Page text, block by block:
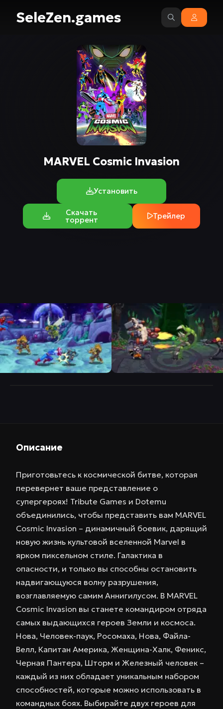
SeleZen.games
MARVEL Cosmic Invasion
Установить
Скачать
торрент Трейлер
Описание
Приготовьтесь к космической битве, которая
перевернет ваше представление о
супергероях! Tribute Games и Dotemu
объединились, чтобы представить вам MARVEL
Cosmic Invasion – динамичный боевик, дарящий
новую жизнь культовой вселенной Marvel в
ярком пиксельном стиле. Галактика в
опасности, и только вы способны остановить
надвигающуюся волну разрушения,
возглавляемую самим Аннигилусом. В MARVEL
Cosmic Invasion вы станете командиром отряда
самых выдающихся героев Земли и космоса.
Нова, Человек-паук, Росомаха, Нова, Файла-
Велл, Капитан Америка, Женщина-Халк, Феникс,
Черная Пантера, Шторм и Железный человек –
каждый из них обладает уникальным набором
способностей, которые можно использовать в
командных боях. Выбирайте двух героев для